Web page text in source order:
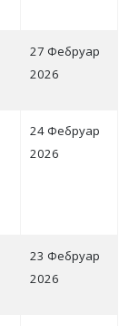
27 Фебруар
2026
24 Фебруар
2026
23 Фебруар
2026